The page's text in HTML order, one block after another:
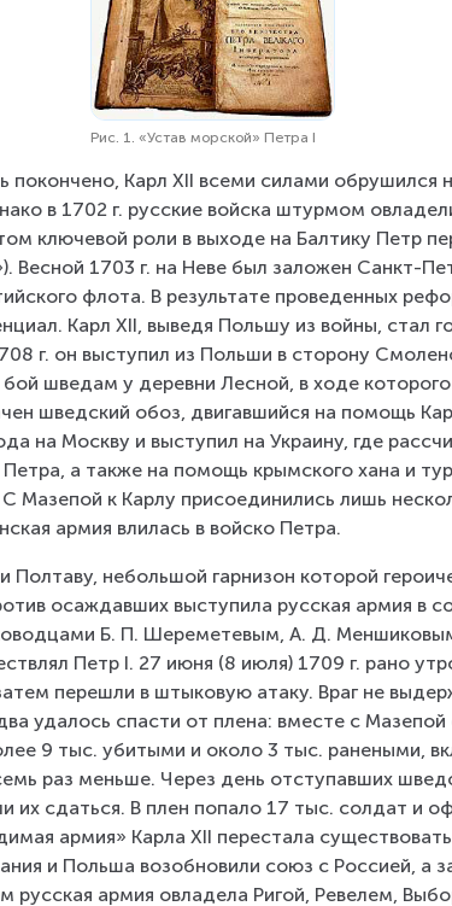
Рис. 1. «Устав морской» Петра I
покончено, Карл XII всеми силами обрушился
в 1702 г. русские войска штурмом
ключевой роли в выходе на Балтику Петр
Весной 1703 г. на Неве был заложен Санкт-
флота. В результате проведенных
Карл XII, выведя Польшу из войны, стал
г. он выступил из Польши в сторону
бой шведам у деревни Лесной, в ходе
шведский обоз, двигавшийся на помощь
на Москву и выступил на Украину, где
а также на помощь крымского хана и
Мазепой к Карлу присоединились лишь
армия влилась в войско Петра.
Полтаву, небольшой гарнизон которой
осаждавших выступила русская армия в
Б. П. Шереметевым, А. Д.
Петр I. 27 июня (8 июля) 1709 г. рано
перешли в штыковую атаку. Враг не
удалось спасти от плена: вместе с
9 тыс. убитыми и около 3 тыс. ранеными,
раз меньше. Через день отступавших
их сдаться. В плен попало 17 тыс. солдат и
армия» Карла XII перестала
и Польша возобновили союз с Россией, а
русская армия овладела Ригой, Ревелем,